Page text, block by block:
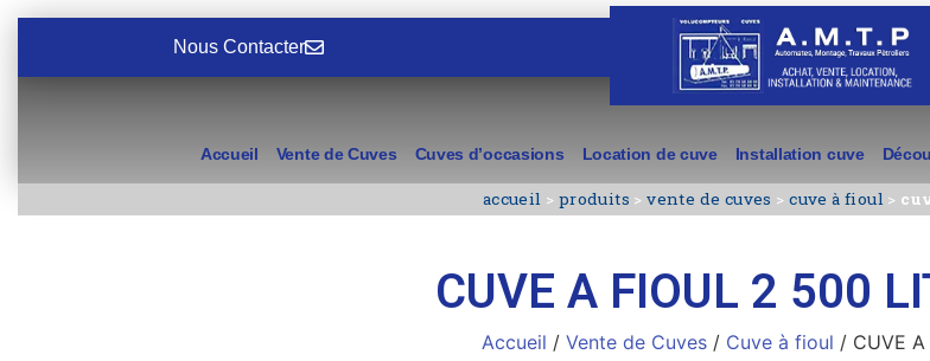
Nous Contacter
Accueil Vente de Cuves Cuves d’occasions Location de cuve Installation cuve
accueil > produits >vente de cuves >cuve à fioul>
CUVE A FIOUL 2 500
Accueil / Vente de Cuves/ Cuve à fioul / CUVE A